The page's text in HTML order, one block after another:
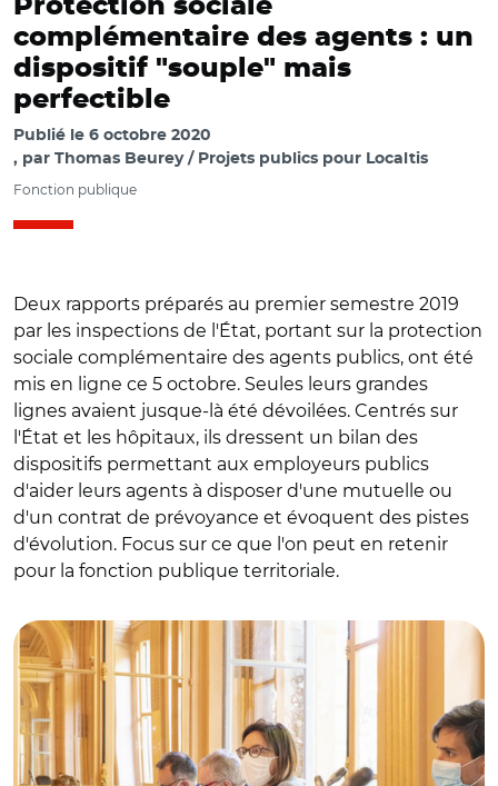
Protection sociale
complémentaire des agents : un
dispositif "souple" mais
perfectible
Publié le 6 octobre 2020
par Thomas Beurey / Projets publics pour Localtis
Fonction publique
Deux rapports préparés au premier semestre 2019
par les inspections de l'État, portant sur la protection
sociale complémentaire des agents publics, ont été
mis en ligne ce 5 octobre. Seules leurs grandes
lignes avaient jusque-là été dévoilées. Centrés sur
l'État et les hôpitaux, ils dressent un bilan des
dispositifs permettant aux employeurs publics
d'aider leurs agents à disposer d'une mutuelle ou
d'un contrat de prévoyance et évoquent des pistes
d'évolution. Focus sur ce que l'on peut en retenir
pour la fonction publique territoriale.
© @AdeMontchalin/Le 24 juillet dernier, Amélie de
Montchalin annonçait le lancement de la concertation sur